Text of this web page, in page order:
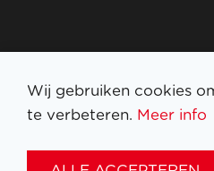
Inschrijven op
Wij gebruiken cookies
te verbeteren. Meer info